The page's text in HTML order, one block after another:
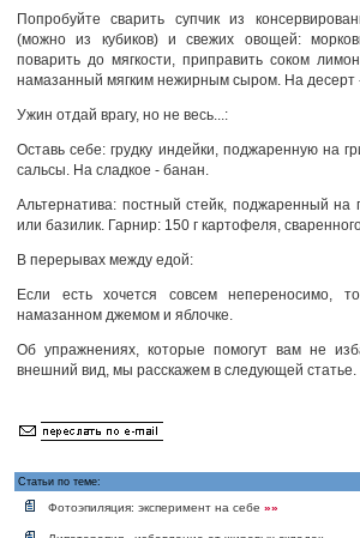
Попробуйте сварить супчик из
(можно из кубиков) и свежих овощей:
поварить до мягкости, приправить соком
намазанный мягким нежирным сыром. На десерт
Ужин отдай врагу, но не весь...:
Оставь себе: грудку индейки, поджаренную на
сальсы. На сладкое - банан.
Альтернатива: постный стейк, поджаренный на
или базилик. Гарнир: 150 г картофеля,
В перерывах между едой:
Если есть хочется совсем непереносимо,
намазанном джемом и яблочке.
Об упражнениях, которые помогут вам не
внешний вид, мы расскажем в следующей статье.
Статьи по теме:
Фотоэпиляция: эксперимент на себе »»